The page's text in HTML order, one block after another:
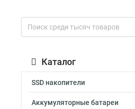
Каталог
SSD накопители
Аккумуляторные батареи